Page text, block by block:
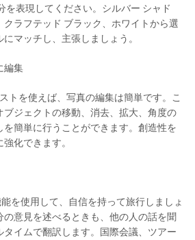
を表現してください。シルバー シャド
ラフテッド ブラック、ホワイトから選
マッチし、主張しましょう。
編集
トを使えば、写真の編集は簡単です。こ
ジェクトの移動、消去、拡大、角度の
簡単に行うことができます。創造性を
化できます。
を使用して、自信を持って旅行しましょ
の意見を述べるときも、他の人の話を聞
タイムで翻訳します。国際会議、ツアー